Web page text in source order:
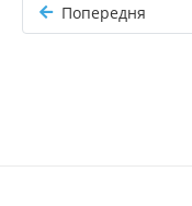
Попередня